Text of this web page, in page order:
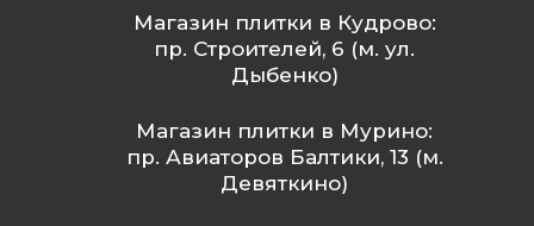
Магазин плитки в Кудрово:
пр. Строителей, 6 (м. ул.
Дыбенко)
Магазин плитки в Мурино:
пр. Авиаторов Балтики, 13 (м.
Девяткино)